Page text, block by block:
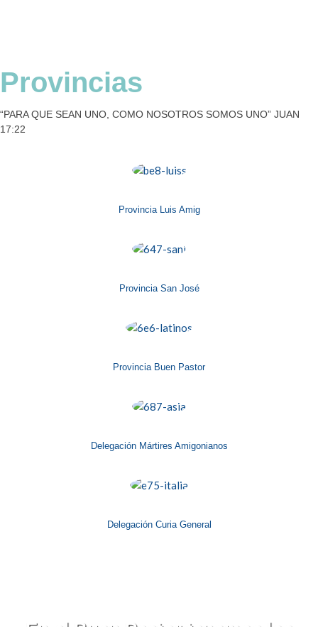
Provincias
“PARA QUE SEAN UNO, COMO NOSOTROS SOMOS UNO” JUAN
17:22
Provincia Luis Amig
Provincia San José
Provincia Buen Pastor
Delegación Mártires Amigonianos
Delegación Curia General